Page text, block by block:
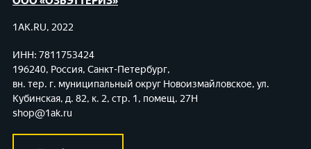
1AK.RU, 2022
ИНН: 7811753424
196240, Россия, Санкт-Петербург,
вн. тер. г. муниципальный округ Новоизмайловское, ул.
Кубинская, д. 82, к. 2, стр. 1, помещ. 27Н
shop@1ak.ru